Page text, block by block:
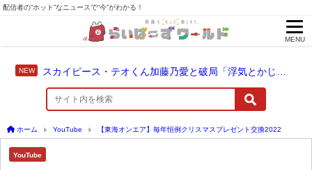
配信者の“ホット”なニュースで“今”がわかる！
MENU
ホーム YouTube 【東海オンエア】毎年恒例クリスマスプレゼント交換2022
YouTube